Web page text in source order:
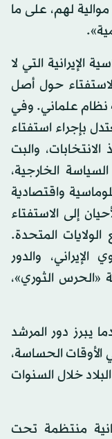
لهم، على ما
الإيرانية التي لا
حول أصل
نظام علماني. وفي
بإجراء استفتاء
والبت
الخارجية،
واقتصادية
إلى الاستفتاء
المتحدة.
الإيراني، والدور
«الحرس الثوري»،
يبرز دور المرشد
الحساسة،
خلال السنوات
منتظمة تحت